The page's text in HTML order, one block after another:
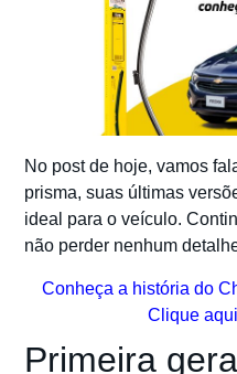
No post de hoje, vamos
prisma, suas últimas
ideal para o veículo.
não perder nenhum
Conheça a história do
Clique
Primeira